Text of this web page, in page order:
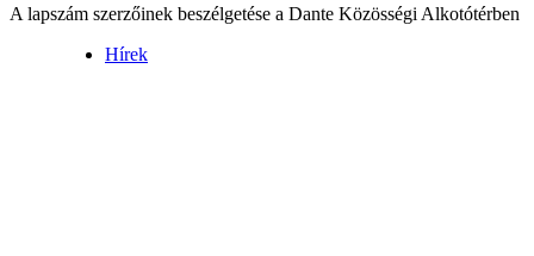
A lapszám szerzőinek beszélgetése a Dante Közösségi Alkotótérben
Hírek